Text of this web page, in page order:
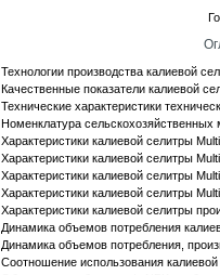
Технологии производства калиевой
Качественные показатели калиевой
Технические характеристики
Номенклатура сельскохозяйственных
Характеристики калиевой селитры
Характеристики калиевой селитры
Характеристики калиевой селитры
Характеристики калиевой селитры
Характеристики калиевой селитры
Динамика объемов потребления
Динамика объемов потребления,
Соотношение использования